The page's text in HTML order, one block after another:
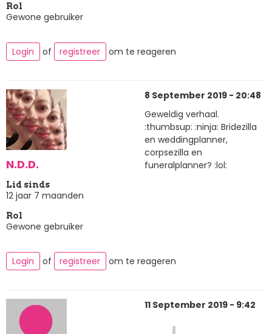
Rol
Gewone gebruiker
Login of registreer om te reageren
N.D.D.
Lid sinds
12 jaar 7 maanden
Rol
Gewone gebruiker
8 September 2019 - 20:48
Geweldig verhaal.
:thumbsup: :ninja: Bridezilla
en weddingplanner,
corpsezilla en
funeralplanner? :lol:
Login of registreer om te reageren
11 September 2019 - 9:42